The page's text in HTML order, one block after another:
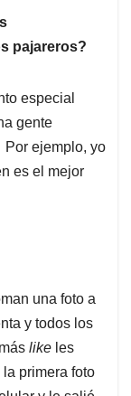
pajareros?
especial
gente
Por ejemplo, yo
es el mejor
una foto a
y todos los
like les
primera foto